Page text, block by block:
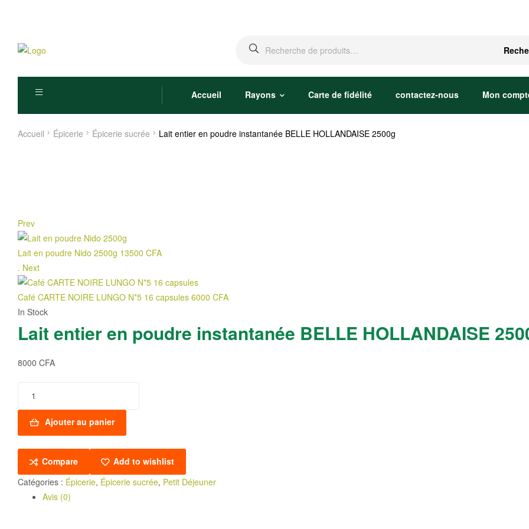
Recherche
Accueil Rayons Carte de fidélité contactez-nous Mon
Accueil Épicerie Épicerie sucrée Lait entier en poudre instantanée BELLE HOLLANDAISE 2500g
Prev
Lait en poudre Nido 2500g 13500 CFA
. Next
Café CARTE NOIRE LUNGO N*5 16 capsules 6000 CFA
In Stock
Lait entier en poudre instantanée BELLE HOLLANDAISE
8000 CFA
Lait
entier
en
poudre
instantanée
Ajouter au panier
Compare
Add to wishlist
Catégories : Épicerie, Épicerie sucrée, Petit Déjeuner
Avis (0)